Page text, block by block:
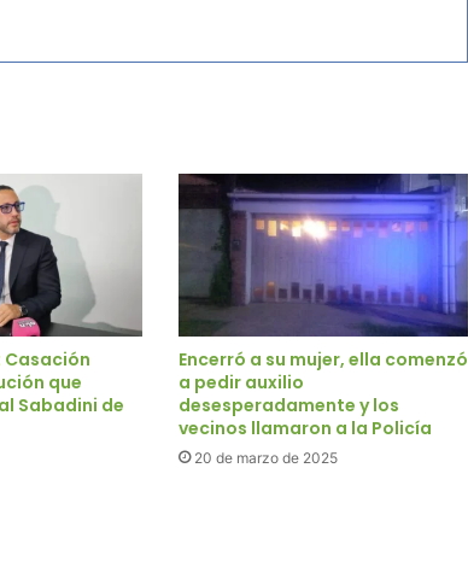
Casación
que
Sabadini de
Encerró a su mujer, ella comenzó
a pedir auxilio
desesperadamente y los
vecinos llamaron a la Policía
20 de marzo de 2025